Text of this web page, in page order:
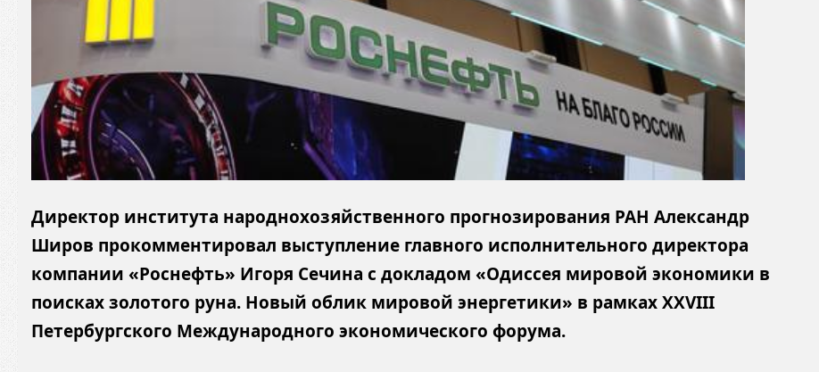
Директор института народнохозяйственного прогнозирования РАН Александр
Широв прокомментировал выступление главного исполнительного директора
компании «Роснефть» Игоря Сечина с докладом «Одиссея мировой экономики в
поисках золотого руна. Новый облик мировой энергетики» в рамках XXVIII
Петербургского Международного экономического форума.